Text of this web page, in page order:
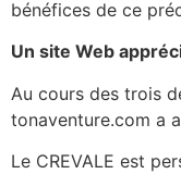
bénéfices de ce
Un site Web
Au cours des trois
tonaventure.com a
Le CREVALE est